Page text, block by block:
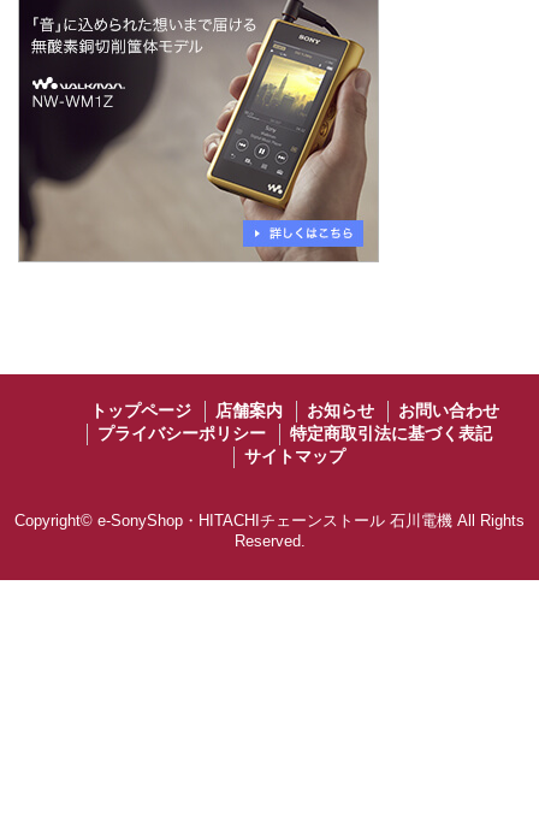
トップページ 店舗案内 お知らせ
お問い合わせ
プライバシーポリシー
特定商取引法に基づく表記
サイトマップ
Copyright© e-SonyShop・HITACHIチェーンストール 石川電機 All Rights
Reserved.